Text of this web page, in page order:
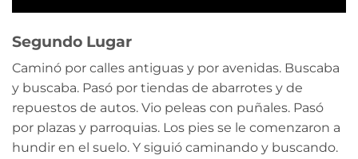
Segundo Lugar
Caminó por calles antiguas y por avenidas. Buscaba
y buscaba. Pasó por tiendas de abarrotes y de
repuestos de autos. Vio peleas con puñales. Pasó
por plazas y parroquias. Los pies se le comenzaron a
hundir en el suelo. Y siguió caminando y buscando.